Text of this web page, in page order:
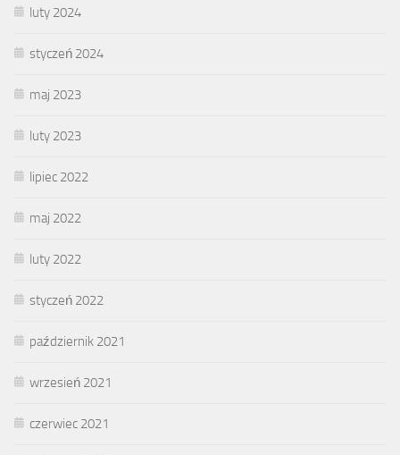
luty 2024
styczeń 2024
maj 2023
luty 2023
lipiec 2022
maj 2022
luty 2022
styczeń 2022
październik 2021
wrzesień 2021
czerwiec 2021